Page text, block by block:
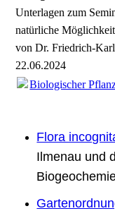
Unterlagen zum
natürliche
von Dr. Friedrich-
22.06.2024
Biologischer
Flora
Ilmenau und